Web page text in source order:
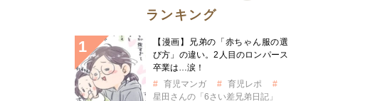
ランキング
【漫画】兄弟の「赤ちゃん服の選
び方」の違い。2人目のロンパース
卒業は…涙！
育児マンガ
育児レポ
星田さんの「6さい差兄弟日記」